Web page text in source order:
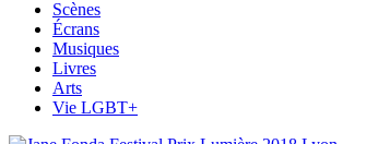
Scènes
Écrans
Musiques
Livres
Arts
Vie LGBT+